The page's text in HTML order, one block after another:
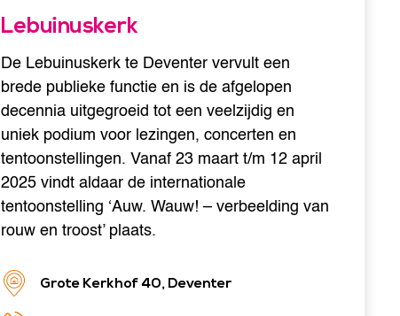
Lebuinuskerk
De Lebuinuskerk te Deventer vervult een
brede publieke functie en is de afgelopen
decennia uitgegroeid tot een veelzijdig en
uniek podium voor lezingen, concerten en
tentoonstellingen. Vanaf 23 maart t/m 12 april
2025 vindt aldaar de internationale
tentoonstelling ‘Auw. Wauw! – verbeelding van
rouw en troost’ plaats.
Grote Kerkhof 40, Deventer